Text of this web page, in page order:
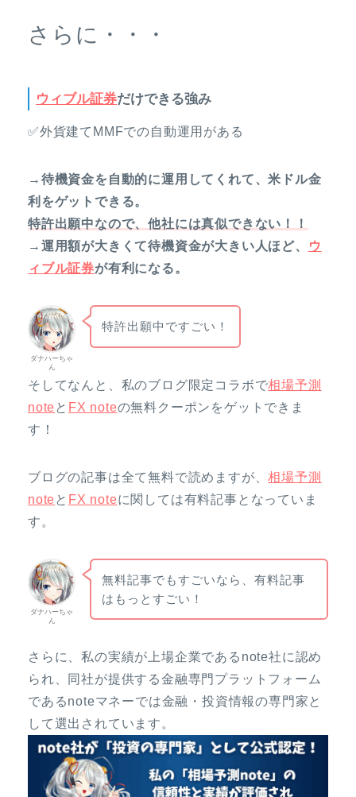
さらに・・・
ウィブル証券だけできる強み
✅外貨建てMMFでの自動運用がある
→待機資金を自動的に運用してくれて、米ドル金
利をゲットできる。
特許出願中なので、他社には真似できない！！
→運用額が大きくて待機資金が大きい人ほど、
ウ
ィブル証券が有利になる。
ダナハーちゃ
ん
特許出願中ですごい！
そしてなんと、私のブログ限定コラボで相場予測
note と FX noteの無料クーポンをゲットできま
す！
ブログの記事は全て無料で読めますが、相場予測
note と FX noteに関しては有料記事となっていま
す。
ダナハーちゃ
ん
無料記事でもすごいなら、有料記事
はもっとすごい！
さらに、私の実績が上場企業であるnote社に認め
られ、同社が提供する金融専門プラットフォーム
であるnoteマネーでは金融・投資情報の専門家と
して選出されています。